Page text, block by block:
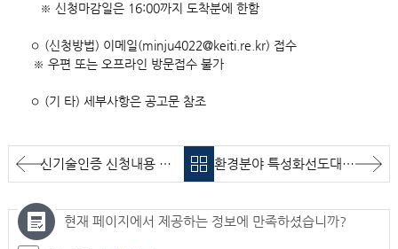
※ 신청마감일은 16:00까지 도착분에 한함
◦ (신청방법) 이메일(minju4022@keiti.re.kr) 접수
※ 우편 또는 오프라인 방문접수 불가
◦ (기 타) 세부사항은 공고문 참조
신기술인증 신청내용 공고 [인원산업(주) / (주)인원 / 박진국] 환경분야 특성화선도대학 모집 공고
현재 페이지에서 제공하는 정보에 만족하셨습니까?